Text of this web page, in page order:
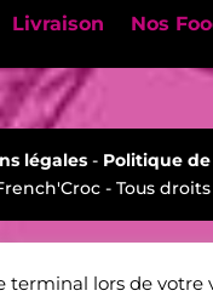
Livraison Nos
légales- Politique
- Tous
terminal lors de